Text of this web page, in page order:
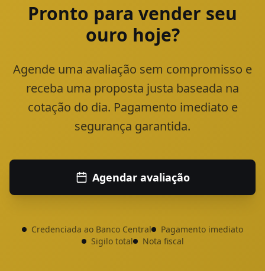
Pronto para vender seu
ouro hoje?
Agende uma avaliação sem compromisso e
receba uma proposta justa baseada na
cotação do dia. Pagamento imediato e
segurança garantida.
Agendar avaliação
Credenciada ao Banco Central
Pagamento imediato
Sigilo total
Nota fiscal